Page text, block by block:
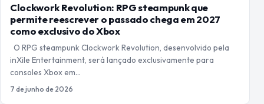
Clockwork Revolution: RPG steampunk que
permite reescrever o passado chega em 2027
como exclusivo do Xbox
O RPG steampunk Clockwork Revolution, desenvolvido pela
inXile Entertainment, será lançado exclusivamente para
consoles Xbox em…
7 de junho de 2026